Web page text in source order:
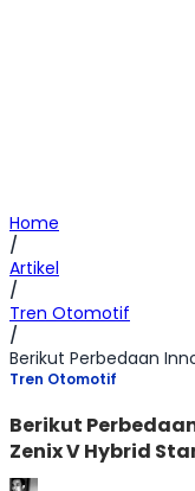
Home
/
Artikel
/
Tren Otomotif
/
Tren Otomotif
Berikut
Zenix V Hybrid